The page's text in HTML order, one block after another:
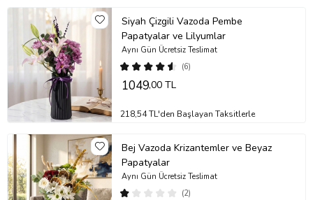
diğer çiçeklerin daha uzun süre taze kalmasını sağlayabilirsiniz.
Stok durumuna göre ürünlerde ufak değişiklikler olabilir.
Ürün Kodu:no592
Siyah Çizgili Vazoda Pembe
Papatyalar ve Lilyumlar
(6)
Aynı Gün Ücretsiz Teslimat
1049,00 TL
218,54 TL'den Başlayan Taksitlerle
Bej Vazoda Krizantemler ve Beyaz
Papatyalar
(2)
Aynı Gün Ücretsiz Teslimat